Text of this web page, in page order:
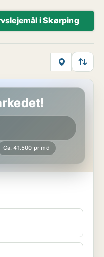
i Skørping
Ca. 41.500 pr md